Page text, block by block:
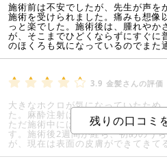
施術前は不安でしたが、先生が声を
施術を受けられました。痛みも想像
っと楽でした。施術後は、腫れやか
が、そこまでひどくならずにすぐに
のほくろも気になっているのでまた
3.9 金髪さんの評価
大きなホクロが気になっていたため
た。麻酔注射は少し痛みがありまし
ただ施術中にはレーザーの照射によ
す。施術後2週間が経ち、初めのう
が、現在は表面の皮膚ができてきて